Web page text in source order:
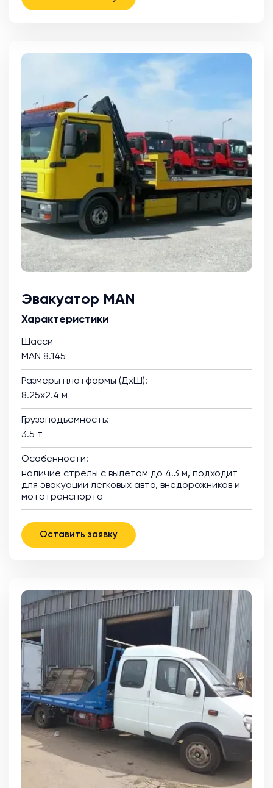
Эвакуатор MAN
Характеристики
Шасси
MAN 8.145
Размеры платформы (ДхШ):
8.25х2.4 м
Грузоподъемность:
3.5 т
Особенности:
наличие стрелы с вылетом до 4.3 м, подходит
для эвакуации легковых авто, внедорожников и
мототранспорта
Оставить заявку